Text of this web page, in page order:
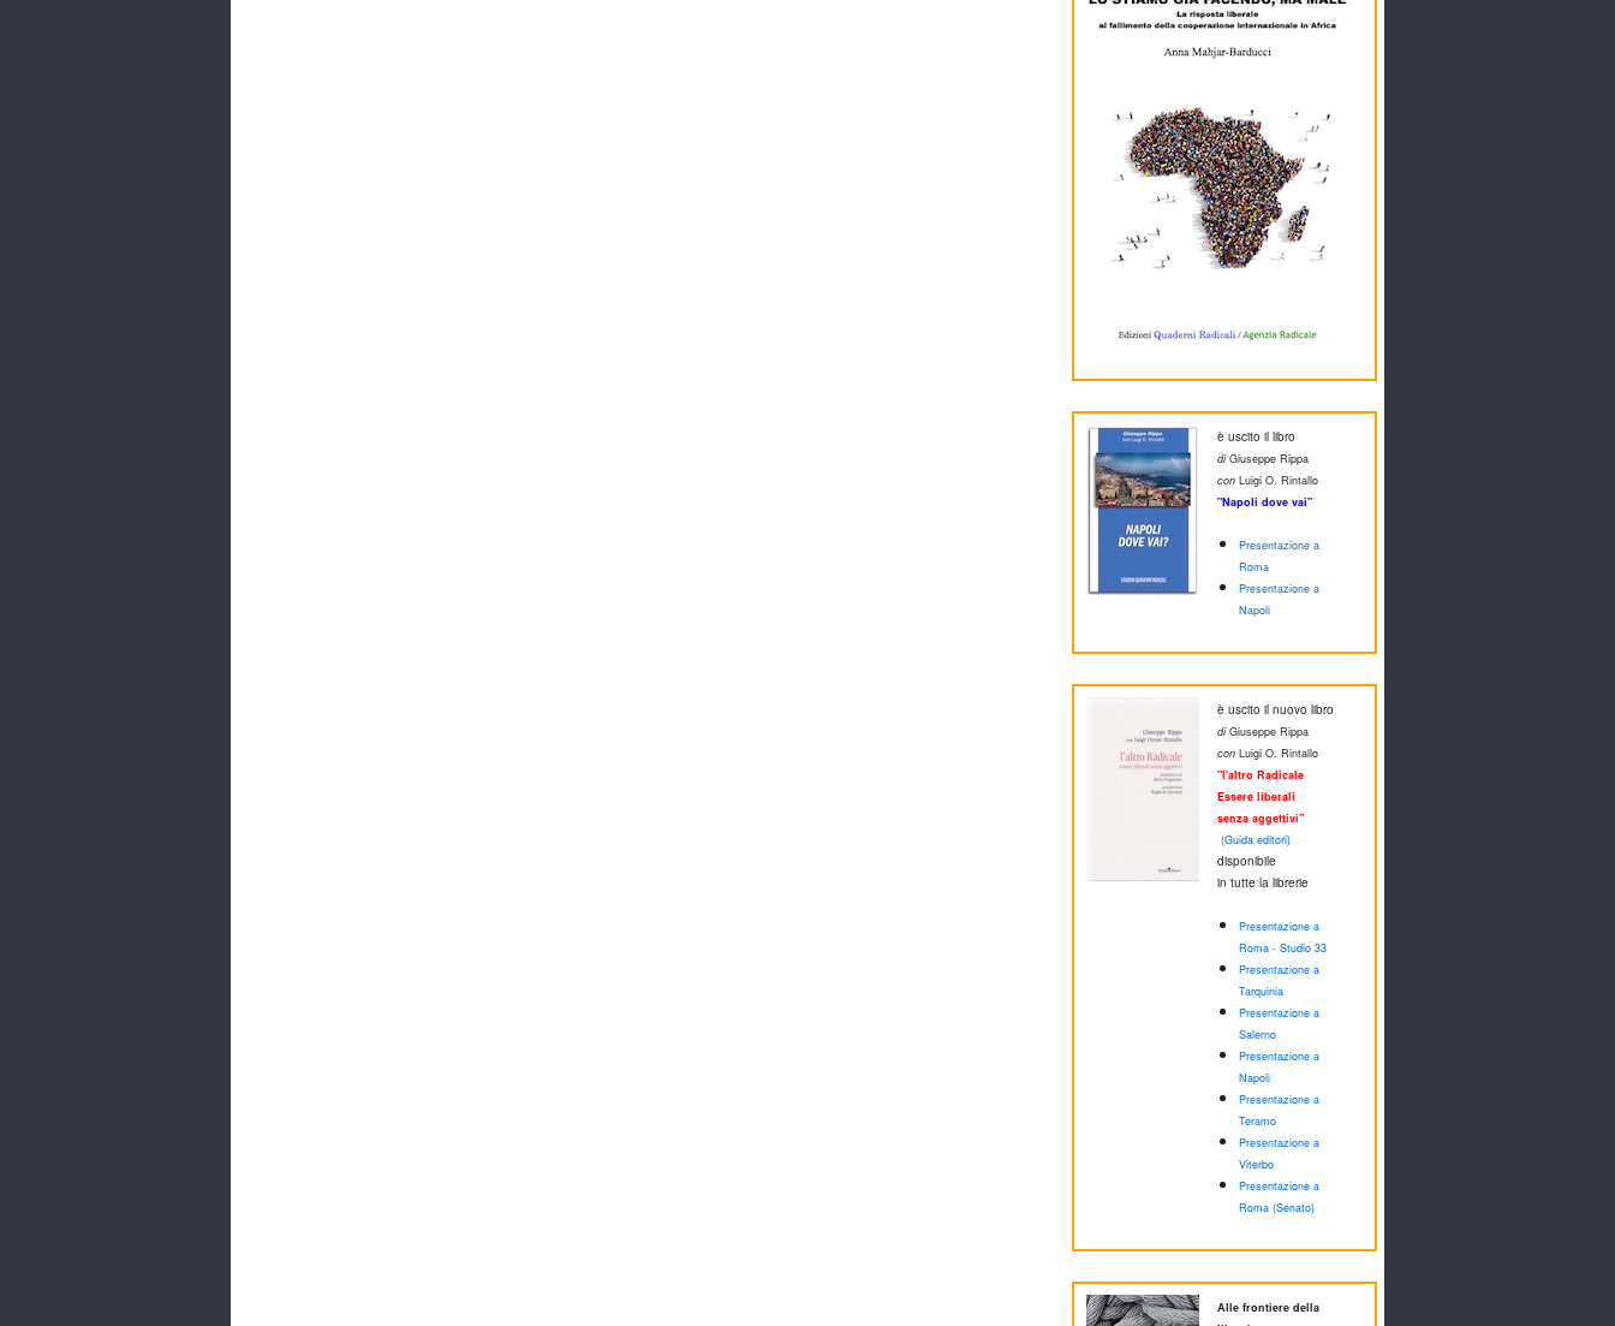
è uscito il libro
diGiuseppe Rippa
con Luigi O. Rintallo
"Napoli dove vai"
Presentazione a
Roma
Presentazione a
Napoli
è uscito il nuovo libro
diGiuseppe Rippa
con Luigi O. Rintallo
"l'altro Radicale
Essere liberali
senza aggettivi"
(Guida editori)
disponibile
in tutte la librerie
Presentazione a
Roma - Studio 33
Presentazione a
Tarquinia
Presentazione a
Salerno
Presentazione a
Napoli
Presentazione a
Teramo
Presentazione a
Viterbo
Presentazione a
Roma (Senato)
Alle frontiere della